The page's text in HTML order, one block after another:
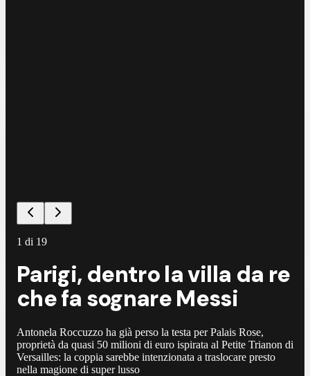
1 di 19
Parigi, dentro la villa da re
che fa sognare Messi
Antonela Roccuzzo ha già perso la testa per Palais Rose,
proprietà da quasi 50 milioni di euro ispirata al Petite Trianon di
Versailles: la coppia sarebbe intenzionata a traslocare presto
nella magione di super lusso